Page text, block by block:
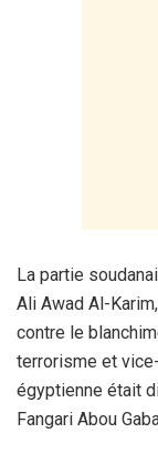
La partie
Ali Awad Al-
contre le
terrorisme et
égyptienne était
Fangari Abou